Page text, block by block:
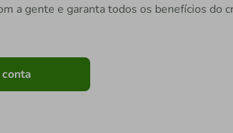
a gente e garanta todos os benefícios do